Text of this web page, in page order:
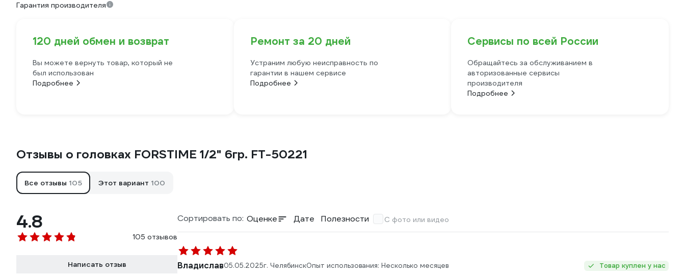
Гарантия производителя
120 дней обмен и возврат
Вы можете вернуть товар, который не
был использован
Подробнее
Ремонт за 20 дней
Устраним любую неисправность по
гарантии в нашем сервисе
Подробнее
Сервисы по всей России
Обращайтесь за обслуживанием в
авторизованные сервисы
производителя
Подробнее
Отзывы о головках FORSTIME 1/2" 6гр. FT-50221
Все отзывы 105 Этот вариант 100
4.8
105 отзывов
Написать отзыв
Сортировать по: Оценке Дате Полезности С фото или видео
Владислав05.05.2025г. ЧелябинскОпыт использования: Несколько месяцев Товар куплен у нас